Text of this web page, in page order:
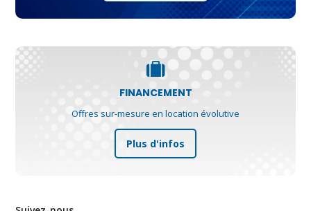
FINANCEMENT
Offres sur-mesure en location évolutive
Plus d'infos